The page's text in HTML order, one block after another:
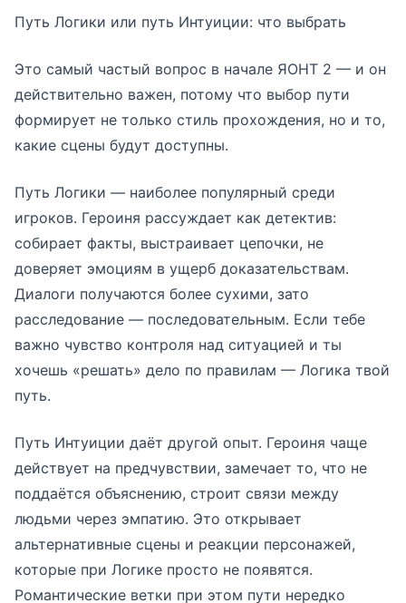
Путь Логики или путь Интуиции: что выбрать
Это самый частый вопрос в начале ЯОНТ 2 — и он
действительно важен, потому что выбор пути
формирует не только стиль прохождения, но и то,
какие сцены будут доступны.
Путь Логики — наиболее популярный среди
игроков. Героиня рассуждает как детектив:
собирает факты, выстраивает цепочки, не
доверяет эмоциям в ущерб доказательствам.
Диалоги получаются более сухими, зато
расследование — последовательным. Если тебе
важно чувство контроля над ситуацией и ты
хочешь «решать» дело по правилам — Логика твой
путь.
Путь Интуиции даёт другой опыт. Героиня чаще
действует на предчувствии, замечает то, что не
поддаётся объяснению, строит связи между
людьми через эмпатию. Это открывает
альтернативные сцены и реакции персонажей,
которые при Логике просто не появятся.
Романтические ветки при этом пути нередко